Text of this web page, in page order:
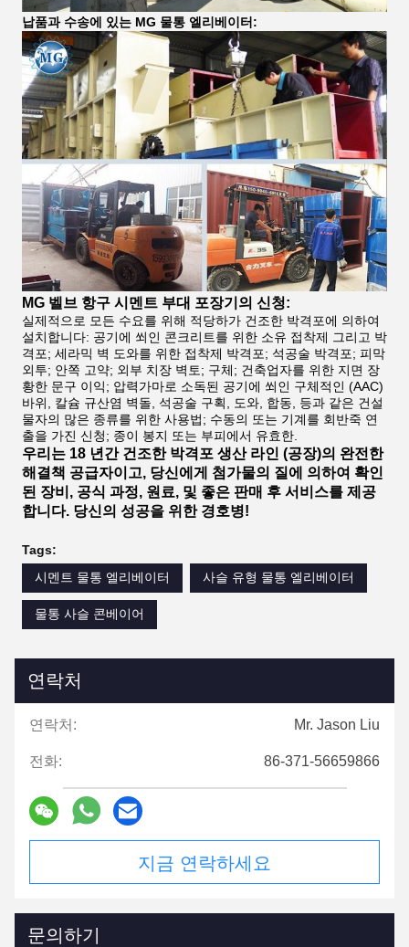
납품과 수송에 있는 MG 물통 엘리베이터:
MG 벨브 항구 시멘트 부대 포장기의 신청:
실제적으로 모든 수요를 위해 적당하가 건조한 박격포에 의하여
설치합니다: 공기에 쐬인 콘크리트를 위한 소유 접착제 그리고 박
격포; 세라믹 벽 도와를 위한 접착제 박격포; 석공술 박격포; 피막
외투; 안쪽 고약; 외부 치장 벽토; 구체; 건축업자를 위한 지면 장
황한 문구 이익; 압력가마로 소독된 공기에 쐬인 구체적인 (AAC)
바위, 칼슘 규산염 벽돌, 석공술 구획, 도와, 합동, 등과 같은 건설
물자의 많은 종류를 위한 사용법; 수동의 또는 기계를 회반죽 연
출을 가진 신청; 종이 봉지 또는 부피에서 유효한.
우리는 18 년간 건조한 박격포 생산 라인 (공장)의 완전한
해결책 공급자이고, 당신에게 첨가물의 질에 의하여 확인
된 장비, 공식 과정, 원료, 및 좋은 판매 후 서비스를 제공
합니다. 당신의 성공을 위한 경호병!
Tags:
시멘트 물통 엘리베이터
사슬 유형 물통 엘리베이터
물통 사슬 콘베이어
연락처
연락처: Mr. Jason Liu
전화: 86-371-56659866
지금 연락하세요
문의하기